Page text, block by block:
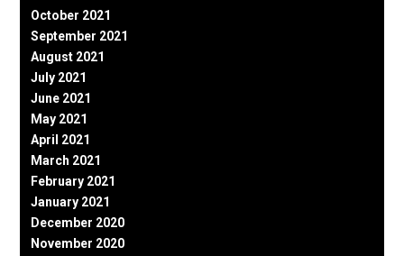
October 2021
September 2021
August 2021
July 2021
June 2021
May 2021
April 2021
March 2021
February 2021
January 2021
December 2020
November 2020